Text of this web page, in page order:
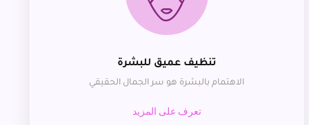
تنظيف عميق للبشرة
الاهتمام بالبشرة هو سر الجمال الحقيقي
تعرف على المزيد